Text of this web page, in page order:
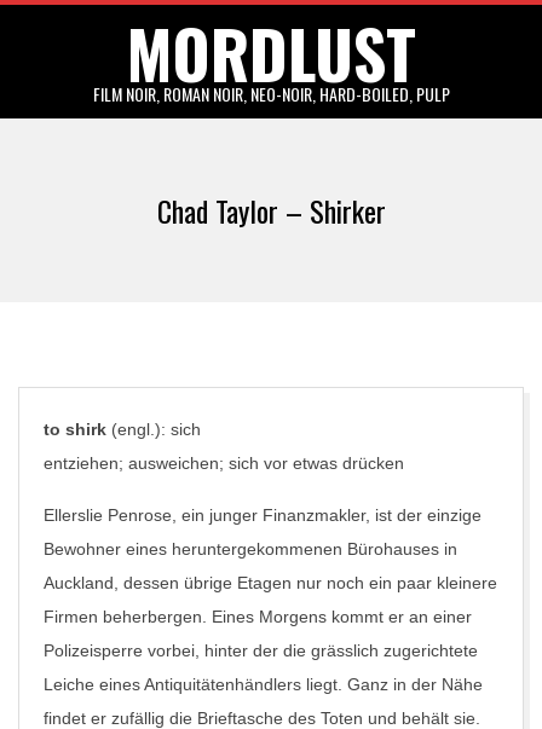
MORDLUST
FILM NOIR, ROMAN NOIR, NEO-NOIR, HARD-BOILED, PULP
Chad Taylor – Shirker
to shirk (engl.): sich
entziehen; ausweichen; sich vor etwas drücken
Ellerslie Penrose, ein junger Finanzmakler, ist der einzige
Bewohner eines heruntergekommenen Bürohauses in
Auckland, dessen übrige Etagen nur noch ein paar kleinere
Firmen beherbergen. Eines Morgens kommt er an einer
Polizeisperre vorbei, hinter der die grässlich zugerichtete
Leiche eines Antiquitätenhändlers liegt. Ganz in der Nähe
findet er zufällig die Brieftasche des Toten und behält sie.